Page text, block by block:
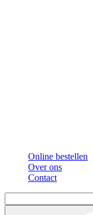
Online bestellen
Over ons
Contact